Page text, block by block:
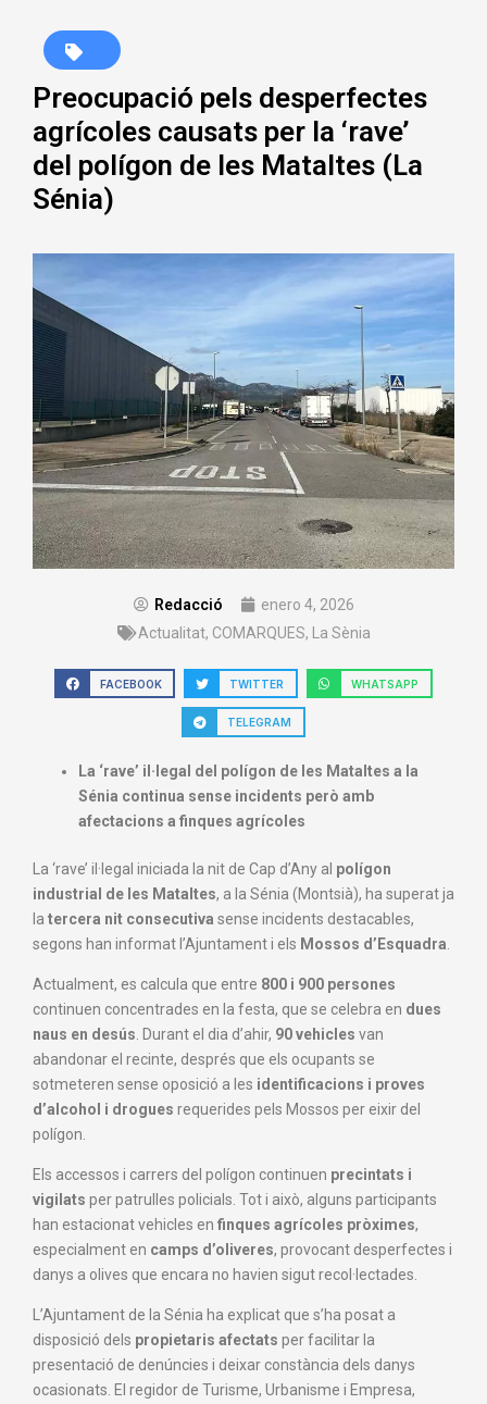
Preocupació pels desperfectes
agrícoles causats per la ‘rave’
del polígon de les Mataltes (La
Sénia)
Redacció
enero 4, 2026
Actualitat, COMARQUES, La Sènia
FACEBOOK TWITTER WHATSAPP
TELEGRAM
La ‘rave’ il·legal del polígon de les Mataltes a la
Sénia continua sense incidents però amb
afectacions a finques agrícoles
La ‘rave’ il·legal iniciada la nit de Cap d’Any al polígon
industrial de les Mataltes, a la Sénia (Montsià), ha superat ja
la tercera nit consecutiva sense incidents destacables,
segons han informat l’Ajuntament i els Mossos d’Esquadra
Actualment, es calcula que entre 800 i 900 persones
continuen concentrades en la festa, que se celebra en dues
naus en desús . Durant el dia d’ahir, 90 vehicles van
abandonar el recinte, després que els ocupants se
sotmeteren sense oposició a les identificacions i proves
d’alcohol i drogues requerides pels Mossos per eixir del
polígon.
Els accessos i carrers del polígon continuen precintats i
vigilats per patrulles policials. Tot i això, alguns participants
han estacionat vehicles en finques agrícoles pròximes,
especialment en camps d’oliveres, provocant desperfectes i
danys a olives que encara no havien sigut recol·lectades.
L’Ajuntament de la Sénia ha explicat que s’ha posat a
disposició dels propietaris afectats per facilitar la
presentació de denúncies i deixar constància dels danys
ocasionats. El regidor de Turisme, Urbanisme i Empresa,